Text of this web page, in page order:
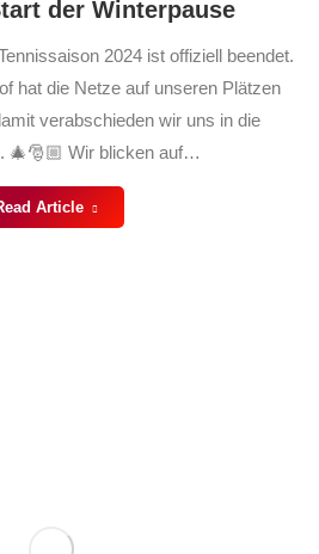
der Winterpause
2024 ist offiziell beendet.
hat die Netze auf unseren Plätzen
verabschieden wir uns in die
🎄🎅🏼 Wir blicken auf…
Article